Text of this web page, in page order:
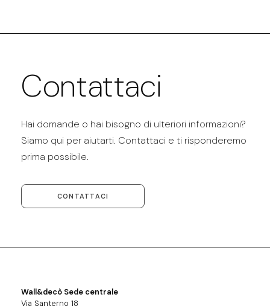
Contattaci
Hai domande o hai bisogno di ulteriori informazioni?
Siamo qui per aiutarti. Contattaci e ti risponderemo
prima possibile.
CONTATTACI
Wall&decò Sede centrale
Via Santerno 18